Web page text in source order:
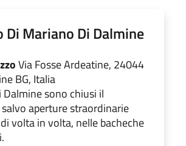
Di Mariano Di Dalmine
Via Fosse Ardeatine, 24044
BG, Italia
sono chiusi il
aperture straordinarie
volta in volta, nelle bacheche